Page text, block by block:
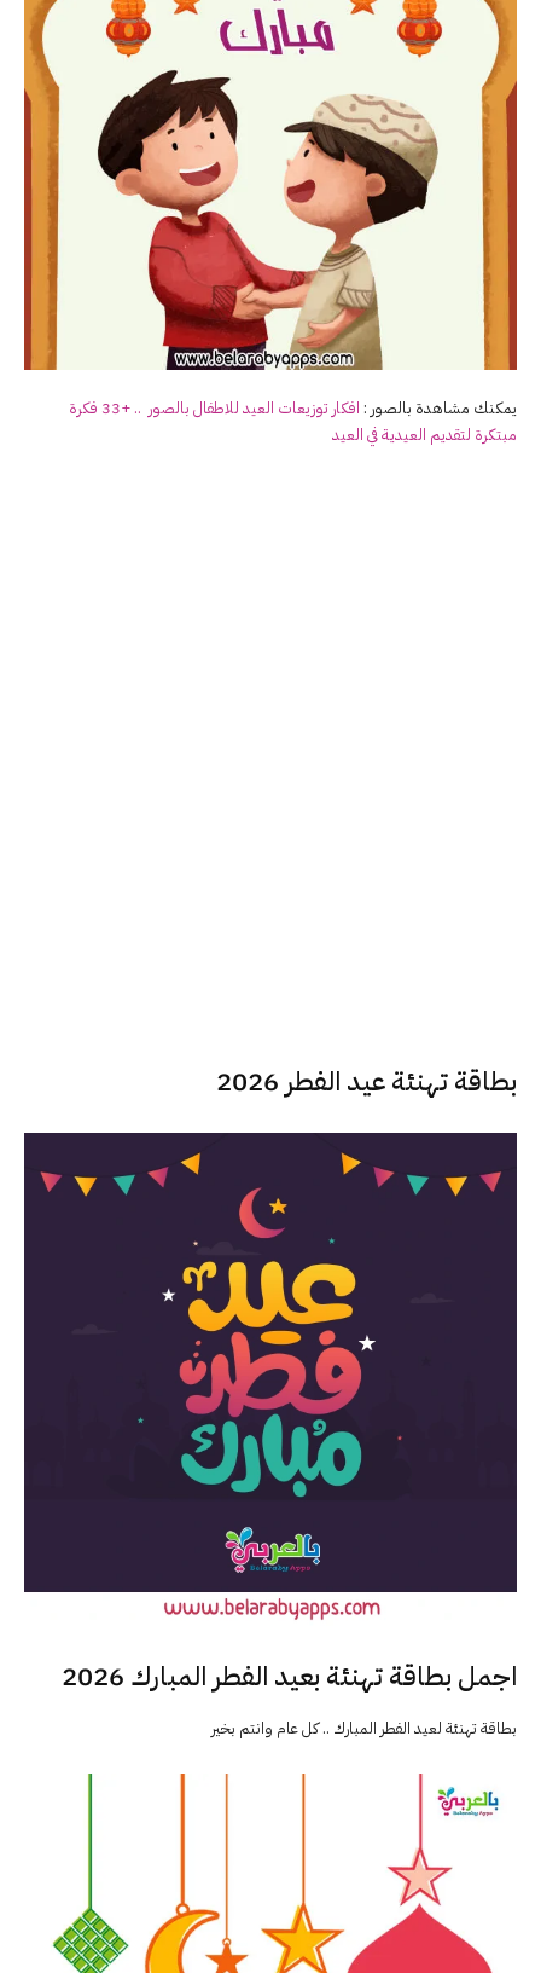
يمكنك مشاهدة بالصور :
افكار توزيعات العيد للاطفال بالصور .. +33 فكرة
مبتكرة لتقديم العيدية في العيد
بطاقة تهنئة عيد الفطر 2026
اجمل بطاقة تهنئة بعيد الفطر المبارك 2026
بطاقة تهنئة لعيد الفطر المبارك .. كل عام وانتم بخير